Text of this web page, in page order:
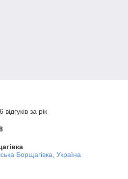
за рік
Борщагівка, Україна